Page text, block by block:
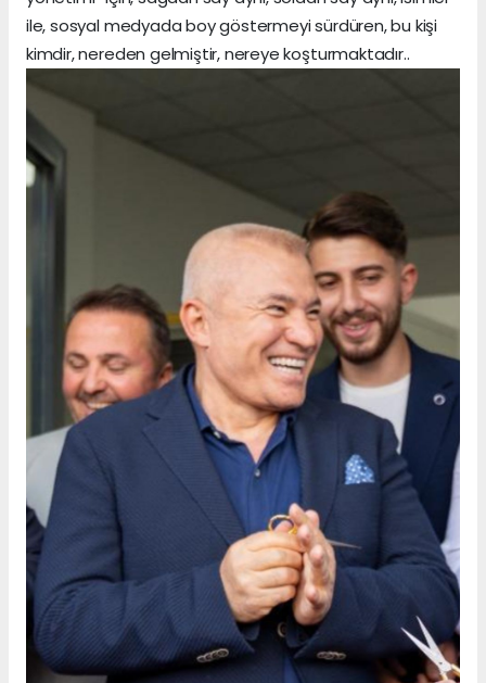
ile, sosyal medyada boy göstermeyi sürdüren, bu kişi
kimdir, nereden gelmiştir, nereye koşturmaktadır..